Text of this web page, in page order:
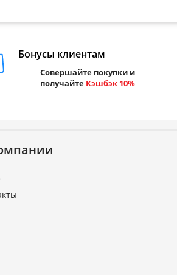
Бонусы клиентам
Совершайте покупки и
получайте Кэшбэк 10%